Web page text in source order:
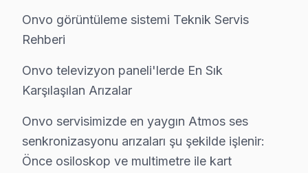
Düzenli bakım, Onvo televizyonunuzun ömrünü
• Küçükçekmece'de toz ve ısı yönetimi optimizasyonu
• Güç kartı kondansatör ön kontrolü —
• Küçükçekmece'de ekran pikseli ve renk
• Ses sistemi ve hoparlör temizliği — Küçükçekmece
• Küçükçekmece'de bağlantı portları ve konektör
Onvo görüntüleme sistemi Teknik Servis
Rehberi
Onvo televizyon paneli'lerde En Sık
Karşılaşılan Arızalar
Onvo servisimizde en yaygın Atmos ses
senkronizasyonu arızaları şu şekilde işlenir:
Önce osiloskop ve multimetre ile kart